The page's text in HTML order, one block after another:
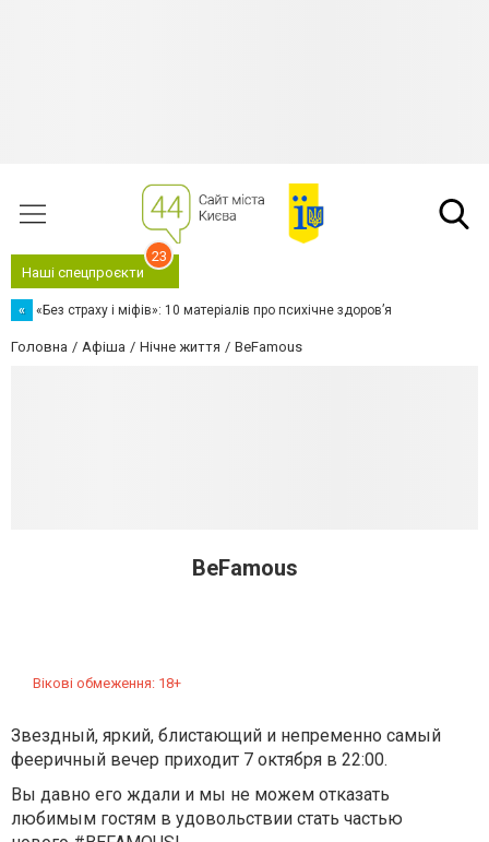
Наші спецпроєкти
23
« «Без страху і міфів»: 10 матеріалів про психічне здоров’я
Головна Афіша Нічне життя BeFamous
BeFamous
Вікові обмеження: 18+
Звездный, яркий, блистающий и непременно самый
фееричный вечер приходит 7 октября в 22:00.
Вы давно его ждали и мы не можем отказать
любимым гостям в удовольствии стать частью